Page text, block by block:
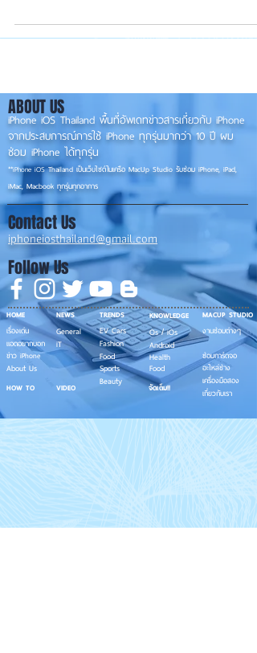
iPhone iOS Thailand พื้นที่อัพเดทข่าวสารเกี่ยวกับ iPhone
จากประสบการณ์การใช้ iPhone ทุกรุ่นมากว่า 10 ปี ผม
ซ่อม iPhone ได้ทุกรุ่น
**iPhone iOSThailand เป็นเว็บไซต์ในเครือ MacUp Studio รับซ่อม iPhone, iPad,
iMac, Macbook ทุกรุ่นทุกอาการ
ABOUT US
iphoneiosthailand@gmail.com
Contact Us
Follow Us
TRENDS
EV Cars
Fashion
Food
Sports
Beauty
KNOWLEDGE
Os / iOs
Android
Health
Food
MACUP STUDIO
งานซ่อมต่างๆ
ซ่อมการ์ดจอ
อะไหล่ช่าง
เครื่องมือสอง
เกี่ยวกับเรา
NEWS
General
iT
HOME
เรื่องเด่น
แอดอยากบอก
About Us
ข่าว iPhone
จัดเต็ม!!
HOW TO VIDEO